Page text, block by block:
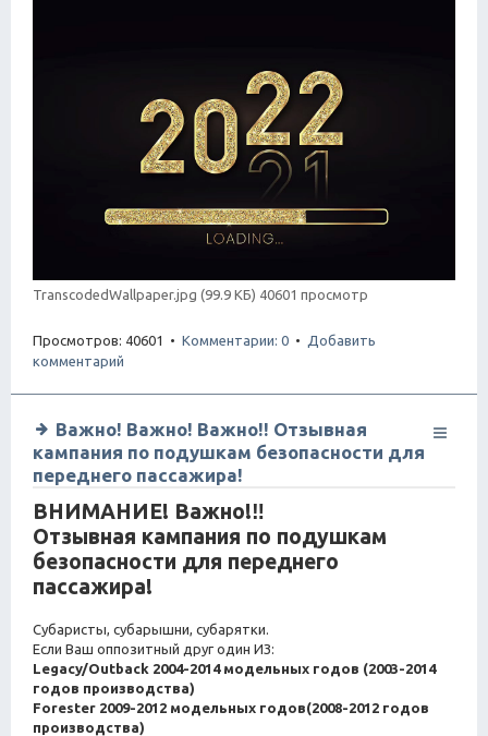
TranscodedWallpaper.jpg (99.9 КБ) 40601 просмотр
Просмотров: 40601 • Комментарии: 0 •
Добавить
комментарий
Важно! Важно! Важно!! Отзывная
кампания по подушкам безопасности для
переднего пассажира!
ВНИМАНИЕ! Важно!‼
Отзывная кампания по подушкам
безопасности для переднего
пассажира!
Субаристы, субарышни, субарятки.
Если Ваш оппозитный друг один ИЗ:
Legacy/Outback 2004-2014 модельных годов (2003-2014
годов производства)
Forester 2009-2012 модельных годов(2008-2012 годов
производства)